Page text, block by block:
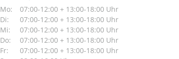
Mo:
07:00-12:00 + 13:00-18:00 Uhr
Di:
07:00-12:00 + 13:00-18:00 Uhr
Mi:
07:00-12:00 + 13:00-18:00 Uhr
Do:
07:00-12:00 + 13:00-18:00 Uhr
Fr:
07:00-12:00 + 13:00-18:00 Uhr